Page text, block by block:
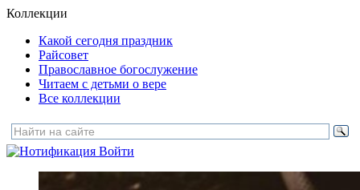
Коллекции
Какой сегодня праздник
Райсовет
Православное богослужение
Читаем с детьми о вере
Все коллекции
Войти